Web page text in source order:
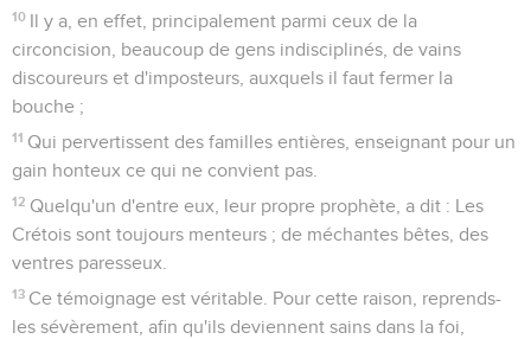
10 Il y a, en effet, principalement parmi ceux de la
circoncision, beaucoup de gens indisciplinés, de vains
discoureurs et d'imposteurs, auxquels il faut fermer la
bouche ;
11 Qui pervertissent des familles entières, enseignant pour un
gain honteux ce qui ne convient pas.
12 Quelqu'un d'entre eux, leur propre prophète, a dit : Les
Crétois sont toujours menteurs ; de méchantes bêtes, des
ventres paresseux.
13 Ce témoignage est véritable. Pour cette raison, reprends-
les sévèrement, afin qu'ils deviennent sains dans la foi,